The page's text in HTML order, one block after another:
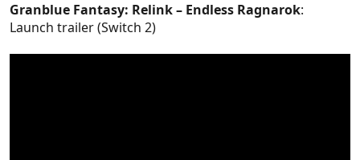
Granblue Fantasy: Relink – Endless Ragnarok:
Launch trailer (Switch 2)